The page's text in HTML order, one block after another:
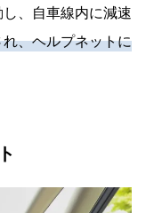
、自車線内に減速
、ヘルプネットに